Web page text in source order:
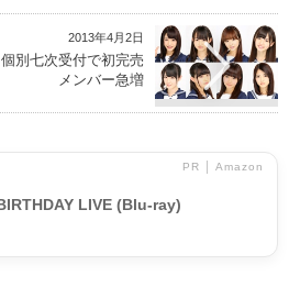
2013年4月2日
別七次受付で初完売
メンバー急増
PR │ Amazon
LIVE (Blu-ray)